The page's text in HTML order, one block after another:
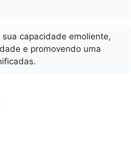
sua capacidade emoliente,
e promovendo uma